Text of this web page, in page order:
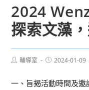
2024
探索文藻
Post輔導室
Post2024-01-09
一、旨揭活動時間及邀